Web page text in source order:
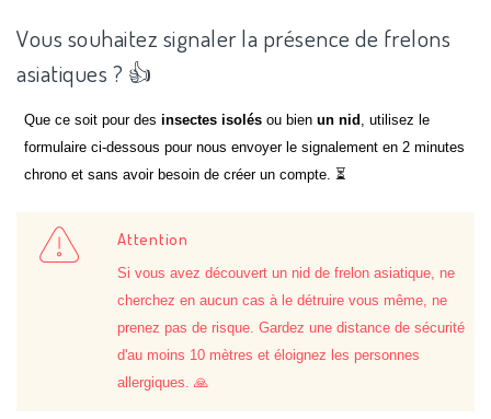
Vous souhaitez signaler la présence de frelons
asiatiques ? 👍
Que ce soit pour desinsectes isolés ou bienun nid , utilisez le
formulaire ci-dessous pour nous envoyer le signalement en 2 minutes
chrono et sans avoir besoin de créer un compte. ⏳
Attention
Si vous avez découvert un nid de frelon asiatique, ne
cherchez en aucun cas à le détruire vous même, ne
prenez pas de risque. Gardez une distance de sécurité
d'au moins 10 mètres et éloignez les personnes
allergiques. 🙏